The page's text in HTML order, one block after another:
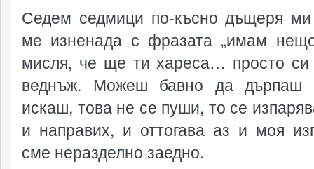
Седем седмици по-късно дъщеря ми
ме изненада с фразата „имам
мисля, че ще ти хареса… просто си
веднъж. Можеш бавно да дърпаш
искаш, това не се пуши, то се
и направих, и оттогава аз и моя
сме неразделно заедно.